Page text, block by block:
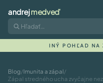
andrejmedveď
INÝ POHĽAD NA
Blog/Imunita a zápal/
Zápal stredného ucha zvyčajne